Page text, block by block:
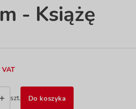
- Książę
szt. Do koszyka